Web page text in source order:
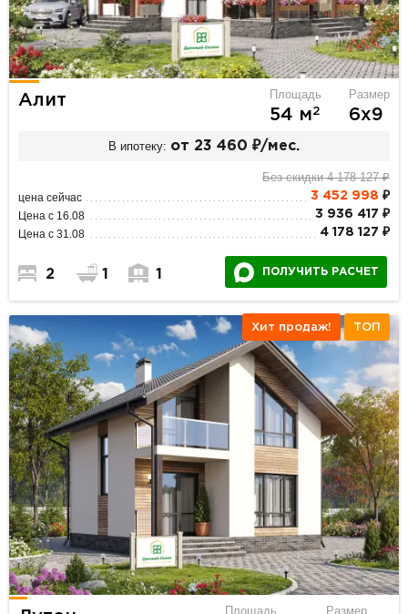
Алит Площадь
54 м2
Размер
6х9
В ипотеку: от 23 460 ₽/мес.
Без скидки 4 178 127 ₽
цена сейчас 3 452 998 ₽
Цена с 16.08 3 936 417 ₽
Цена с 31.08 4 178 127 ₽
2 1 1 ПОЛУЧИТЬ РАСЧЕТ
Хит продаж! ТОП
Площадь Размер